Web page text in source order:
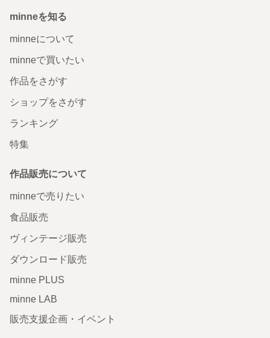
minneを知る
minneについて
minneで買いたい
作品をさがす
ショップをさがす
ランキング
特集
作品販売について
minneで売りたい
食品販売
ヴィンテージ販売
ダウンロード販売
minne PLUS
minne LAB
販売支援企画・イベント